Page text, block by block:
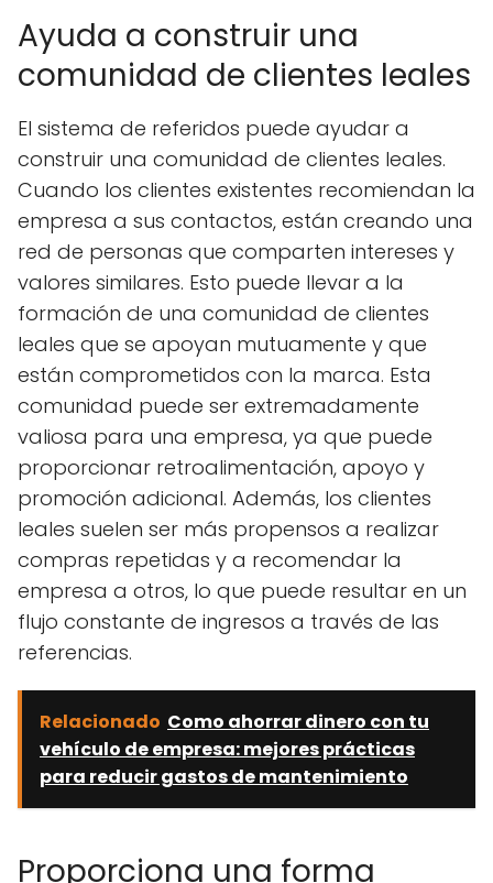
Ayuda a construir una
comunidad de clientes leales
El sistema de referidos puede ayudar a
construir una comunidad de clientes leales.
Cuando los clientes existentes recomiendan la
empresa a sus contactos, están creando una
red de personas que comparten intereses y
valores similares. Esto puede llevar a la
formación de una comunidad de clientes
leales que se apoyan mutuamente y que
están comprometidos con la marca. Esta
comunidad puede ser extremadamente
valiosa para una empresa, ya que puede
proporcionar retroalimentación, apoyo y
promoción adicional. Además, los clientes
leales suelen ser más propensos a realizar
compras repetidas y a recomendar la
empresa a otros, lo que puede resultar en un
flujo constante de ingresos a través de las
referencias.
Relacionado Como ahorrar dinero con tu
vehículo de empresa: mejores prácticas
para reducir gastos de mantenimiento
Proporciona una forma